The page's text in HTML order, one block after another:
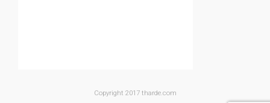
Copyright 2017 tharde.com